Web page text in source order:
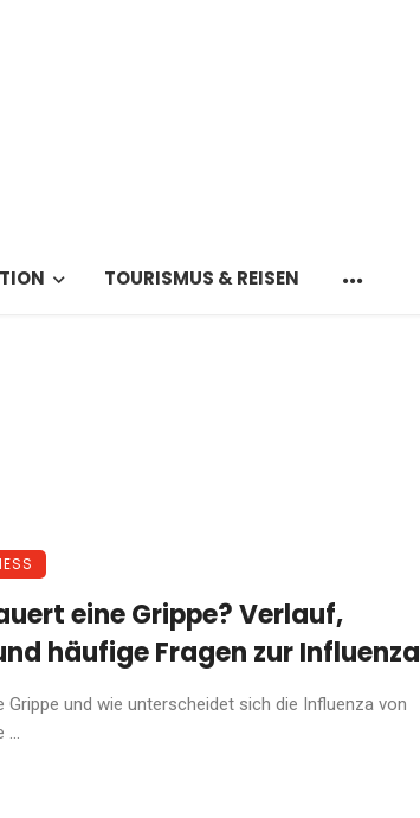
TOURISMUS & REISEN
eine Grippe? Verlauf,
häufige Fragen zur Influenza
Grippe und wie unterscheidet sich die Influenza von
...